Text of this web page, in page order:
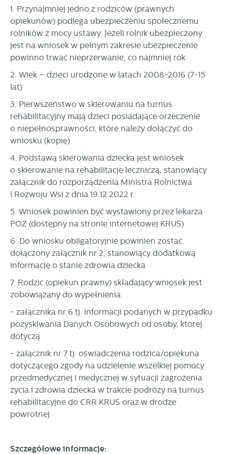
1. Przynajmniej jedno z rodziców (prawnych
opiekunów) podlega ubezpieczeniu społecznemu
rolników z mocy ustawy. Jeżeli rolnik ubezpieczony
jest na wniosek w pełnym zakresie ubezpieczenie
powinno trwać nieprzerwanie, co najmniej rok
2. Wiek – dzieci urodzone w latach 2008-2016 (7-15
lat)
3. Pierwszeństwo w skierowaniu na turnus
rehabilitacyjny mają dzieci posiadające orzeczenie
o niepełnosprawności, które należy dołączyć do
wniosku (kopię)
4. Podstawą skierowania dziecka jest wniosek
o skierowanie na rehabilitację leczniczą, stanowiący
załącznik do rozporządzenia Ministra Rolnictwa
i Rozwoju Wsi z dnia 19.12.2022 r.
5. Wniosek powinien być wystawiony przez lekarza
POZ (dostępny na stronie internetowej KRUS)
6. Do wniosku obligatoryjnie powinien zostać
dołączony załącznik nr 2, stanowiący dodatkową
informację o stanie zdrowia dziecka
7. Rodzic (opiekun prawny) składający wniosek jest
zobowiązany do wypełnienia:
- załącznika nr 6 tj. informacji podanych w przypadku
pozyskiwania Danych Osobowych od osoby, której
dotyczą
- załącznik nr 7 tj. oświadczenia rodzica/opiekuna
dotyczącego zgody na udzielenie wszelkiej pomocy
przedmedycznej i medycznej w sytuacji zagrożenia
życia i zdrowia dziecka w trakcie podróży na turnus
rehabilitacyjne do CRR KRUS oraz w drodze
powrotnej
Szczegółowe informacje:
stronach podmiotów trzecich lub firm będących naszymi
partnerami oraz innych dostawców usług. Firmy te działają
w charakterze pośredników prezentujących nasze treści w
postaci wiadomości, ofert, komunikatów mediów
społecznościowych.